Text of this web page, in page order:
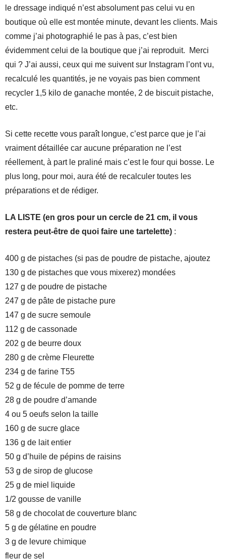
le dressage indiqué n’est absolument pas celui vu en
boutique où elle est montée minute, devant les clients. Mais
comme j’ai photographié le pas à pas, c’est bien
évidemment celui de la boutique que j’ai reproduit. Merci
qui ? J’ai aussi, ceux qui me suivent sur Instagram l’ont vu,
recalculé les quantités, je ne voyais pas bien comment
recycler 1,5 kilo de ganache montée, 2 de biscuit pistache,
etc.
Si cette recette vous paraît longue, c’est parce que je l’ai
vraiment détaillée car aucune préparation ne l’est
réellement, à part le praliné mais c’est le four qui bosse. Le
plus long, pour moi, aura été de recalculer toutes les
préparations et de rédiger.
LA LISTE (en gros pour un cercle de 21 cm, il vous
restera peut-être de quoi faire une tartelette) :
400 g de pistaches (si pas de poudre de pistache, ajoutez
130 g de pistaches que vous mixerez) mondées
127 g de poudre de pistache
247 g de pâte de pistache pure
147 g de sucre semoule
112 g de cassonade
202 g de beurre doux
280 g de crème Fleurette
234 g de farine T55
52 g de fécule de pomme de terre
28 g de poudre d’amande
4 ou 5 oeufs selon la taille
160 g de sucre glace
136 g de lait entier
50 g d’huile de pépins de raisins
53 g de sirop de glucose
25 g de miel liquide
1/2 gousse de vanille
58 g de chocolat de couverture blanc
5 g de gélatine en poudre
3 g de levure chimique
fleur de sel